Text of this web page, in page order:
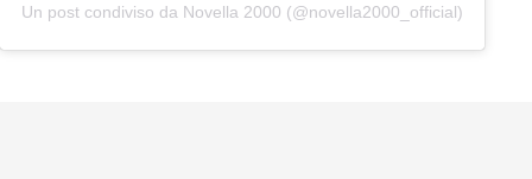
Un post condiviso da Novella 2000 (@novella2000_official)